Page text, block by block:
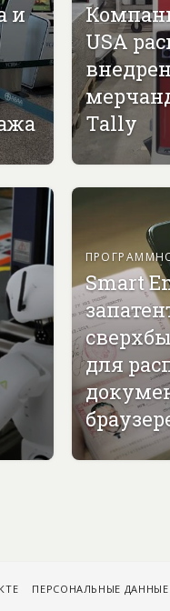
и
USA
Tally
Smart
для
ПЕРСОНАЛЬНЫЕ ДАННЫЕ